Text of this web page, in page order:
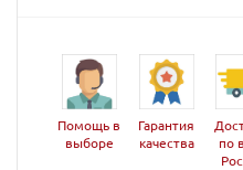
Помощь в
выборе
Гарантия
качества
по